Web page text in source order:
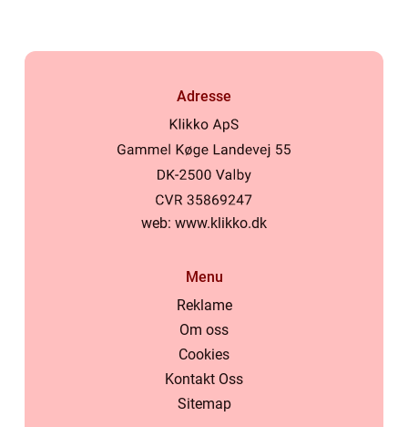
Adresse
web: www.klikko.dk
Menu
Reklame
Om oss
Cookies
Kontakt Oss
Sitemap